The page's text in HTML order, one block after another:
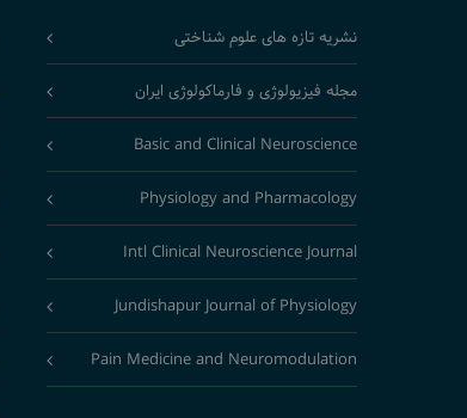
نشریه تازه های علوم شناختی
مجله فیزیولوژی و فارماکولوژی ایران
Basic and Clinical Neuroscience
Physiology and Pharmacology
Intl Clinical Neuroscience Journal
Jundishapur Journal of Physiology
Pain Medicine and Neuromodulation